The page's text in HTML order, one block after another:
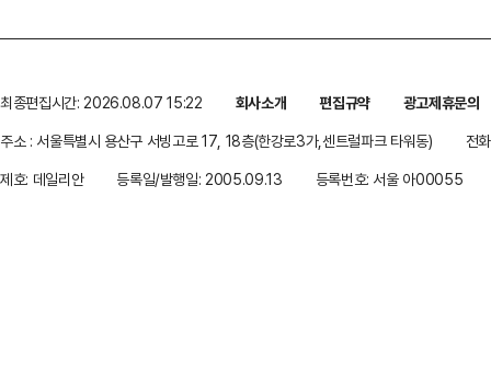
최종편집시간: 2026.08.07 15:22 회사소개 편집규약
광고제휴문의
주소 : 서울특별시 용산구 서빙고로 17, 18층(한강로3가,센트럴파크 타워동)
전
제호: 데일리안
등록일/발행일: 2005.09.13 등록번호: 서울 아00055